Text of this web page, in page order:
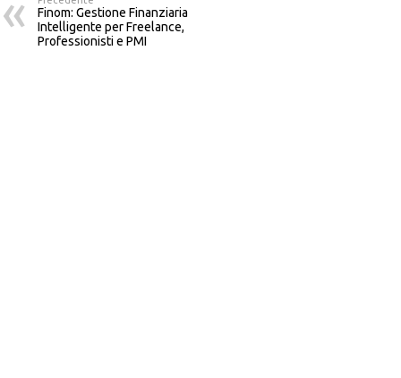
Finom: Gestione Finanziaria
Intelligente per Freelance,
Professionisti e PMI